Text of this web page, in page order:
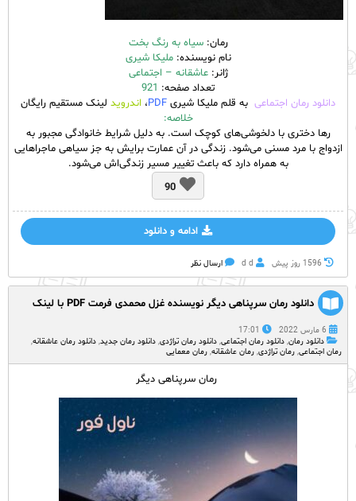
رمان:سیاه به رنگ بخت
نام نویسنده:ملیکا شیری
ژانر:عاشقانه – اجتماعی
تعداد صفحه: 921
دانلود رمان اجتماعی به قلم ملیکا شیری PDF، اندروید لینک مستقیم رایگان
خلاصه:
رها دختری با دلخوشی‌های کوچک است. به دلیل شرایط خانوادگی مجبور به
ازدواج با مرد مسنی می‌شود. زندگی در آن عمارت برایش به جز سیاهی ماجراهایی
به همراه دارد که باعث تغییر مسیر زندگی‌اش می‌شود.
90
ادامه و دانلود
1596 روز پيش d d ارسال نظر
دانلود رمان سرپناهی دیگر نویسنده غزل محمدی فرمت PDF با لینک
6 مارس 2022
17:01
دانلود رمان, دانلود رمان اجتماعی, دانلود رمان تراژدی, دانلود رمان جدید, دانلود رمان عاشقانه,
رمان اجتماعی, رمان تراژدی, رمان عاشقانه, رمان معمایی
رمان سرپناهی دیگر